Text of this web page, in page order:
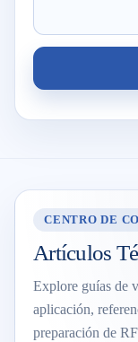
CENTRO DE
Artículos
Explore guías de
aplicación,
preparación de